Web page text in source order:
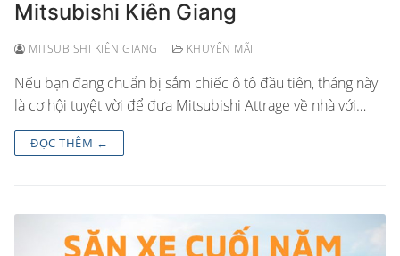
Mitsubishi Kiên Giang
MITSUBISHI KIÊN GIANG KHUYẾN MÃI
Nếu bạn đang chuẩn bị sắm chiếc ô tô đầu tiên, tháng này
là cơ hội tuyệt vời để đưa Mitsubishi Attrage về nhà với…
ĐỌC THÊM ←